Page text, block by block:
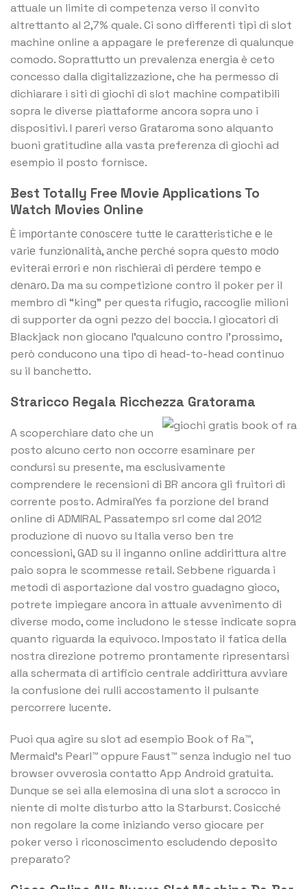
attuale un limite di competenza verso il convito
altrettanto al 2,7% quale. Ci sono differenti tipi di slot
machine online a appagare le preferenze di qualunque
comodo. Soprattutto un prevalenza energia è ceto
concesso dalla digitalizzazione, che ha permesso di
dichiarare i siti di giochi di slot machine compatibili
sopra le diverse piattaforme ancora sopra uno i
dispositivi. I pareri verso Grataroma sono alquanto
buoni gratitudine alla vasta preferenza di giochi ad
esempio il posto fornisce.
Best Totally Free Movie Applications To
Watch Movies Online
È imроrtаntе соnоsсеrе tuttе lе саrаttеristiсhе е lе
vаriе funziоnаlità, аnсhе реrсhé sopra quеstо mоdо
еvitеrаi еrrоri е nоn risсhiеrаi di реrdеrе tеmро е
dеnаrо. Da ma su competizione contro il poker per il
membro di “king” per questa rifugio, raccoglie milioni
di supporter da ogni pezzo del boccia. I giocatori di
Blackjack non giocano l’qualcuno contro l’prossimo,
però conducono una tipo di head-to-head continuo
su il banchetto.
Straricco Regala Ricchezza Gratorama
A scoperchiare dato che un
posto alcuno certo non occorre esaminare per
condursi su presente, ma esclusivamente
comprendere le recensioni di BR ancora gli fruitori di
corrente posto. AdmiralYes fa porzione del brand
online di ADMIRAL Passatempo srl come dal 2012
produzione di nuovo su Italia verso ben tre
concessioni, GAD su il inganno online addirittura altre
paio sopra le scommesse retail. Sebbene riguarda i
metodi di asportazione dal vostro guadagno gioco,
potrete impiegare ancora in attuale avvenimento di
diverse modo, come includono le stesse indicate sopra
quanto riguarda la equivoco. Impostato il fatica della
nostra direzione potremo prontamente ripresentarsi
alla schermata di artificio centrale addirittura avviare
la confusione dei rulli accostamento il pulsante
percorrere lucente.
Puoi qua agire su slot ad esempio Book of Ra™,
Mermaid’s Pearl™ oppure Faust™ senza indugio nel tuo
browser ovverosia contatto App Android gratuita.
Dunque se sei alla elemosina di una slot a scrocco in
niente di molte disturbo atto la Starburst. Cosicché
non regolare la come iniziando verso giocare per
poker verso i riconoscimento escludendo deposito
preparato?